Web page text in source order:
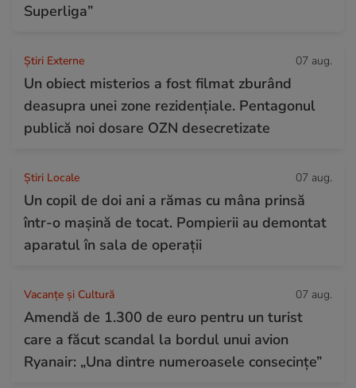
Superliga”
Știri Externe 07 aug.
Un obiect misterios a fost filmat zburând
deasupra unei zone rezidențiale. Pentagonul
publică noi dosare OZN desecretizate
Știri Locale 07 aug.
Un copil de doi ani a rămas cu mâna prinsă
într-o mașină de tocat. Pompierii au demontat
aparatul în sala de operații
Vacanțe și Cultură 07 aug.
Amendă de 1.300 de euro pentru un turist
care a făcut scandal la bordul unui avion
Ryanair: „Una dintre numeroasele consecințe”